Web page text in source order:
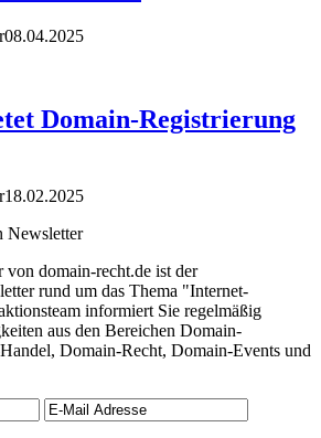
08.04.2025
Domain-Registrierung
18.02.2025
Newsletter
domain-recht.de ist der
rund um das Thema "Internet-
informiert Sie regelmäßig
aus den Bereichen Domain-
Domain-Recht, Domain-Events und